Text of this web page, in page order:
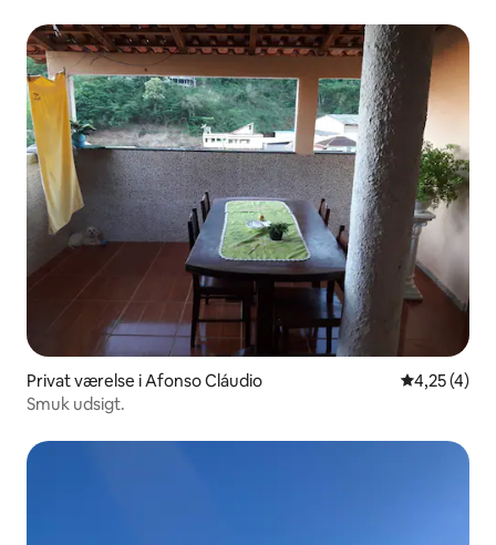
Privat værelse i Afonso Cláudio 4,25 ud af
4,25 (4)
Smuk udsigt.